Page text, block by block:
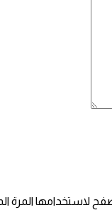
لاستخدامها المرة